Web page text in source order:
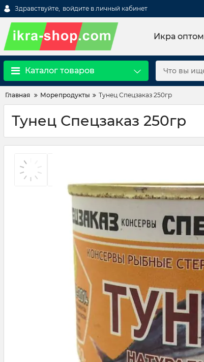
Здравствуйте, войдите в личный кабинет
Икра оптом
Каталог товаров
Главная Морепродукты Тунец Спецзаказ 250гр
Тунец Спецзаказ 250гр